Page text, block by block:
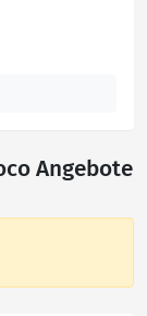
Angebote